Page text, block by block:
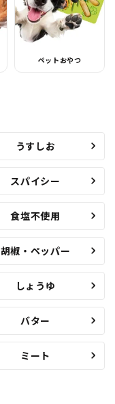
ペットおやつ
うすしお
スパイシー
食塩不使用
胡椒・ペッパー
しょうゆ
バター
ミート